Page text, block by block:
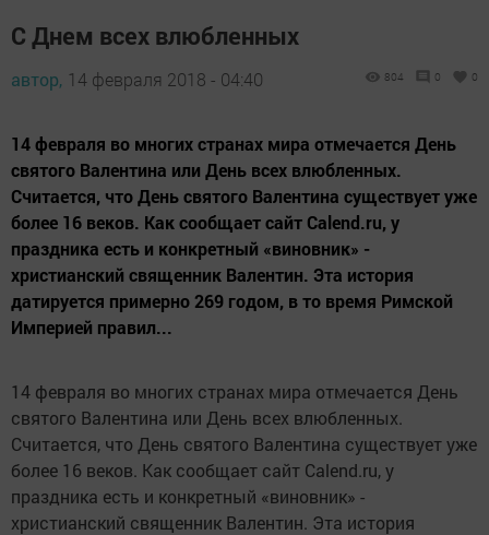
С Днем всех влюбленных
автор, 14 февраля 2018 - 04:40 804 0 0
14 февраля во многих странах мира отмечается День
святого Валентина или День всех влюбленных.
Считается, что День святого Валентина существует уже
более 16 веков. Как сообщает сайт Calend.ru, у
праздника есть и конкретный «виновник» -
христианский священник Валентин. Эта история
датируется примерно 269 годом, в то время Римской
Империей правил...
14 февраля во многих странах мира отмечается День
святого Валентина или День всех влюбленных.
Считается, что День святого Валентина существует уже
более 16 веков. Как сообщает сайт Calend.ru, у
праздника есть и конкретный «виновник» -
христианский священник Валентин. Эта история